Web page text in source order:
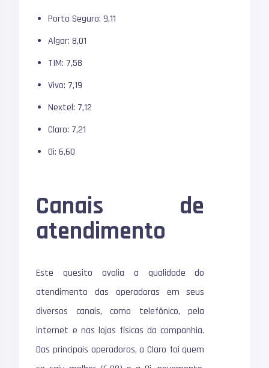
Porto Seguro: 9,11
Algar: 8,01
TIM: 7,58
Vivo: 7,19
Nextel: 7,12
Claro: 7,21
Oi: 6,60
Canais de
atendimento
Este quesito avalia a qualidade do
atendimento das operadoras em seus
diversos canais, como telefônico, pela
internet e nas lojas físicas da companhia.
Das principais operadoras, a Claro foi quem